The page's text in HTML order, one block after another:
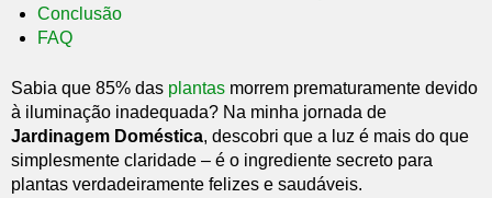
Conclusão
FAQ
Sabia que 85% das plantas morrem prematuramente devido
à iluminação inadequada? Na minha jornada de
Jardinagem Doméstica, descobri que a luz é mais do que
simplesmente claridade – é o ingrediente secreto para
plantas verdadeiramente felizes e saudáveis.